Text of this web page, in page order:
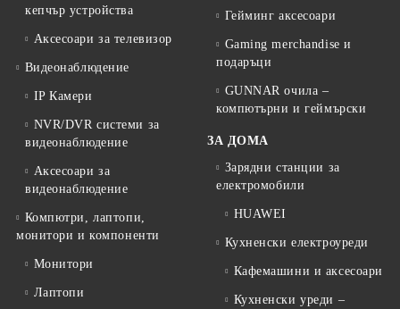
кепчър устройства
Аксесоари за телевизор
Видеонаблюдение
IP Камери
NVR/DVR системи за
видеонаблюдение
Аксесоари за
видеонаблюдение
Компютри, лаптопи,
монитори и компоненти
Монитори
Лаптопи
Гейминг аксесоари
Gaming merchandise и
подаръци
GUNNAR очила –
компютърни и геймърски
ЗА ДОМА
Зарядни станции за
електромобили
HUAWEI
Кухненски електроуреди
Кафемашини и аксесоари
Кухненски уреди –